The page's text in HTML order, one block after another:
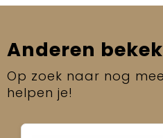
Anderen
Op zoek naar nog
helpen je!